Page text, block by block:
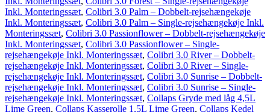
Inkl. Monteringssæt, Colibri 3.0 Palm – Dobbelt-rejsehængekøje
Inkl. Monteringssæt, Colibri 3.0 Palm – Single-rejsehængekøje Inkl.
Monteringssæt, Colibri 3.0 Passionflower – Dobbelt-rejsehængekøje
Inkl. Monteringssæt, Colibri 3.0 Passionflower – Single-
rejsehængekøje Inkl. Monteringssæt, Colibri 3.0 River – Dobbelt-
rejsehængekøje Inkl. Monteringssæt, Colibri 3.0 River – Single-
rejsehængekøje Inkl. Monteringssæt, Colibri 3.0 Sunrise – Dobbelt-
rejsehængekøje Inkl. Monteringssæt, Colibri 3.0 Sunrise – Single-
rejsehængekøje Inkl. Monteringssæt, Collaps Gryde med låg 4,5L
Lime Green, Collaps Kasserolle 1,5L Lime Green, Collaps Kedel